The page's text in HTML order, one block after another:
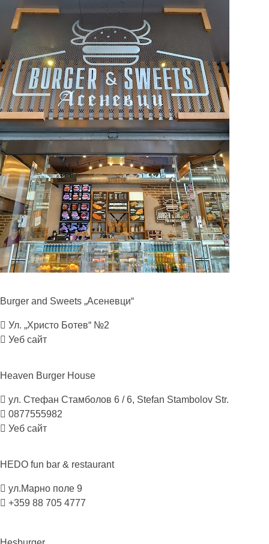
Burger and Sweets „Асеневци“
Ул. „Христо Ботев“ №2
Уеб сайт
Heaven Burger House
ул. Стефан Стамболов 6 / 6, Stefan Stambolov Str.
0877555982
Уеб сайт
HEDO fun bar & restaurant
ул.Марно поле 9
+359 88 705 4777